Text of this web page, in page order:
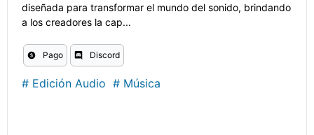
diseñada para transformar el mundo del sonido, brindando
a los creadores la cap...
Pago Discord
# Edición Audio # Música